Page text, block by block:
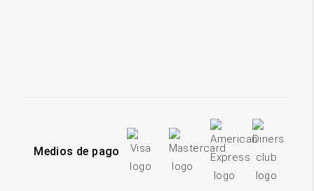
Medios de pago